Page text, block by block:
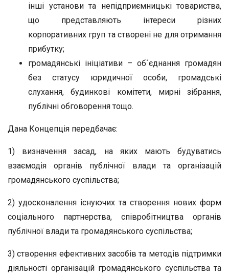
інші установи та непідприємницькі товариства,
що представляють інтереси різних
корпоративних груп та створені не для отримання
прибутку;
громадянські ініціативи – об´єднання громадян
без статусу юридичної особи, громадські
слухання, будинкові комітети, мирні зібрання,
публічні обговорення тощо.
Дана Концепція передбачає:
1) визначення засад, на яких мають будуватись
взаємодія органів публічної влади та організацій
громадянського суспільства;
2) удосконалення існуючих та створення нових форм
соціального партнерства, співробітництва органів
публічної влади та громадянського суспільства;
3) створення ефективних засобів та методів підтримки
діяльності організацій громадянського суспільства та